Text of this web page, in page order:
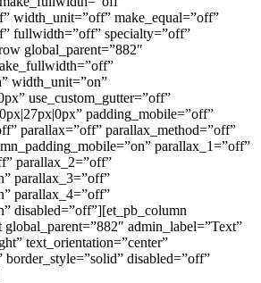
width_unit=”off” make_equal=”off”
fullwidth=”off” specialty=”off”
global_parent=”882″
width_unit=”on”
use_custom_gutter=”off”
padding_mobile=”off”
parallax=”off” parallax_method=”off”
parallax_1=”off”
parallax_2=”off”
parallax_3=”off”
parallax_4=”off”
disabled=”off”][et_pb_column
admin_label=”Text”
text_orientation=”center”
border_style=”solid” disabled=”off”